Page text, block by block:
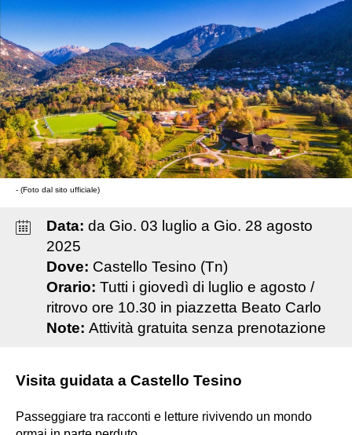
- (Foto dal sito ufficiale)
Data: da Gio. 03 luglio a Gio. 28 agosto
2025
Dove: Castello Tesino (Tn)
Orario: Tutti i giovedì di luglio e agosto /
ritrovo ore 10.30 in piazzetta Beato Carlo
Note: Attività gratuita senza prenotazione
Visita guidata a Castello Tesino
Passeggiare tra racconti e letture rivivendo un mondo